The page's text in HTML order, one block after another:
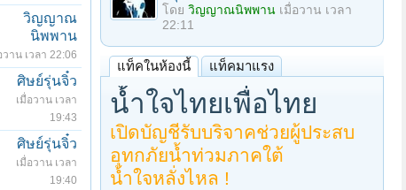
วิญญาณ
นิพพาน
วาน เวลา 22:06
ศิษย์รุ่นจิ๋ว
เมื่อวาน เวลา
19:43
ศิษย์รุ่นจิ๋ว
เมื่อวาน เวลา
19:40
โดย วิญญาณนิพพาน เมื่อวาน เวลา
22:11
แท็คในห้องนี้ แท็คมาแรง
น้ำใจไทยเพื่อไทย
เปิดบัญชีรับบริจาคช่วยผู้ประสบ
อุทกภัยน้ำท่วมภาคใต้
น้ำใจหลั่งไหล !